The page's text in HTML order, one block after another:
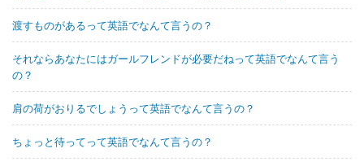
渡すものがあるって英語でなんて言うの？
それならあなたにはガールフレンドが必要だねって英語でなんて言う
の？
肩の荷がおりるでしょうって英語でなんて言うの？
ちょっと待ってって英語でなんて言うの？